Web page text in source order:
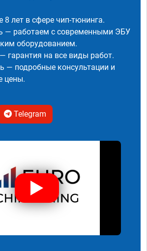
8 лет в сфере чип-тюнинга.
— работаем с современными ЭБУ
оборудованием.
гарантия на все виды работ.
— подробные консультации и
цены.
Telegram